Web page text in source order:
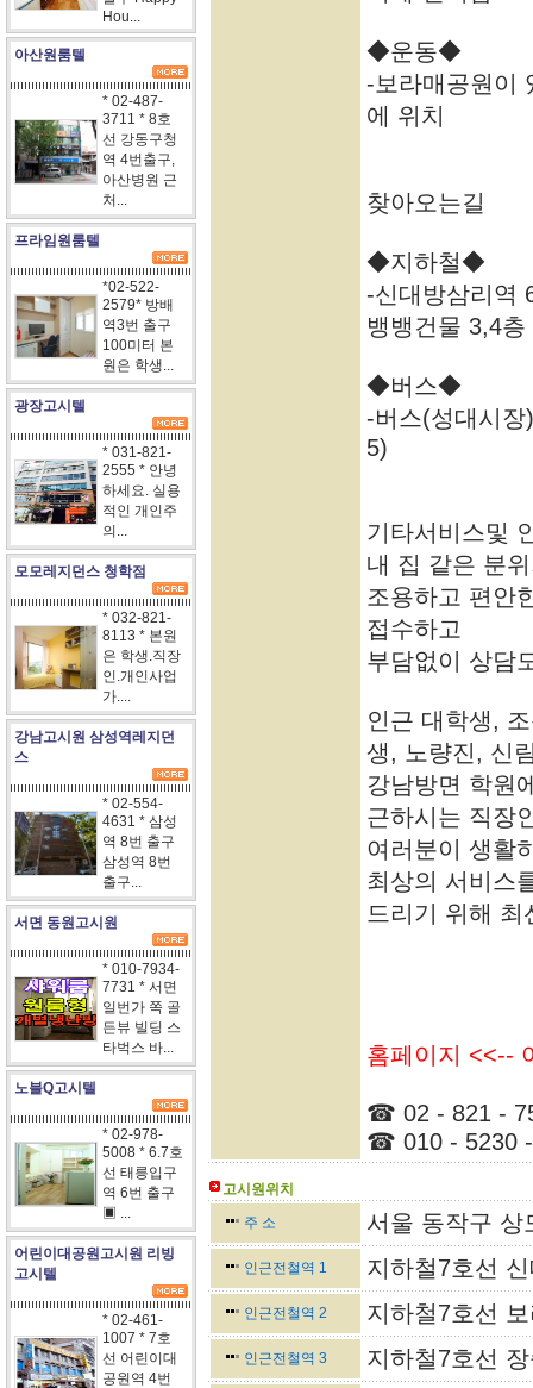
Hou...
아산원룸텔
* 02-487-
3711 * 8호
선 강동구청
역 4번출구,
아산병원 근
처...
프라임원룸텔
*02-522-
2579* 방배
역3번 출구
100미터 본
원은 학생...
광장고시텔
* 031-821-
2555 * 안녕
하세요. 실용
적인 개인주
의...
모모레지던스 청학점
* 032-821-
8113 * 본원
은 학생.직장
인.개인사업
가....
강남고시원 삼성역레지던
스
* 02-554-
4631 * 삼성
역 8번 출구
삼성역 8번
출구...
서면 동원고시원
* 010-7934-
7731 * 서면
일번가 쪽 골
든뷰 빌딩 스
타벅스 바...
노블Q고시텔
* 02-978-
5008 * 6.7호
선 태릉입구
역 6번 출구
▣ ...
어린이대공원고시원 리빙
고시텔
* 02-461-
1007 * 7호
선 어린이대
공원역 4번
◆운동◆
-보라매공원이
에 위치
찾아오는길
◆지하철◆
-신대방삼리역
뱅뱅건물 3,4층
◆버스◆
-버스(성대시
5)
기타서비스및
내 집 같은 분
조용하고 편안
접수하고
부담없이 상담
인근 대학생,
생, 노량진, 신
강남방면 학원
근하시는 직장
여러분이 생활
최상의 서비스
드리기 위해
홈페이지 <<--
☎ 02 - 821 -
☎ 010 - 5230
고시원위치
주 소
서울 동작구 상
인근전철역 1 지하철7호선
인근전철역 2 지하철7호선
인근전철역 3 지하철7호선